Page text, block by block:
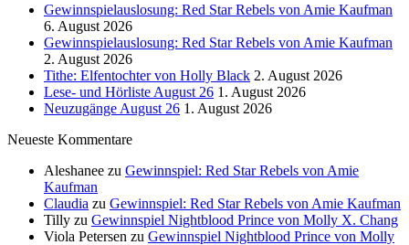
Gewinnspielauslosung: Red Star Rebels von Amie Kaufman
6. August 2026
Gewinnspielauslosung: Red Star Rebels von Amie Kaufman
2. August 2026
Tithe: Elfentochter von Holly Black 2. August 2026
Lese- und Hörliste August 26 1. August 2026
Neuzugänge August 26 1. August 2026
Neueste Kommentare
Aleshanee zu Gewinnspiel: Red Star Rebels von Amie
Kaufman
Claudia zu Gewinnspiel: Red Star Rebels von Amie Kaufman
Tilly zu Gewinnspiel Nightblood Prince von Molly X. Chang
Viola Petersen zu Gewinnspiel Nightblood Prince von Molly